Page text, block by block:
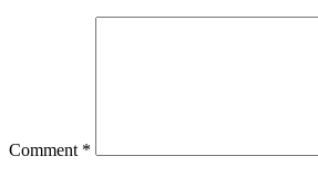
Comment *